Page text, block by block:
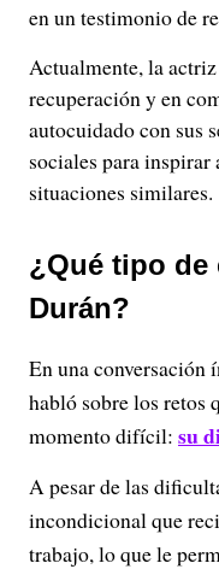
en un testimonio de
Actualmente, la
recuperación y en
autocuidado con sus
sociales para inspirar
situaciones similares.
¿Qué tipo de
Durán?
En una conversación
habló sobre los retos
momento difícil: su
A pesar de las
incondicional que
trabajo, lo que le